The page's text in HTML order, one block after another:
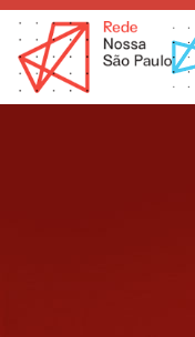
Ir
para
conteúdo